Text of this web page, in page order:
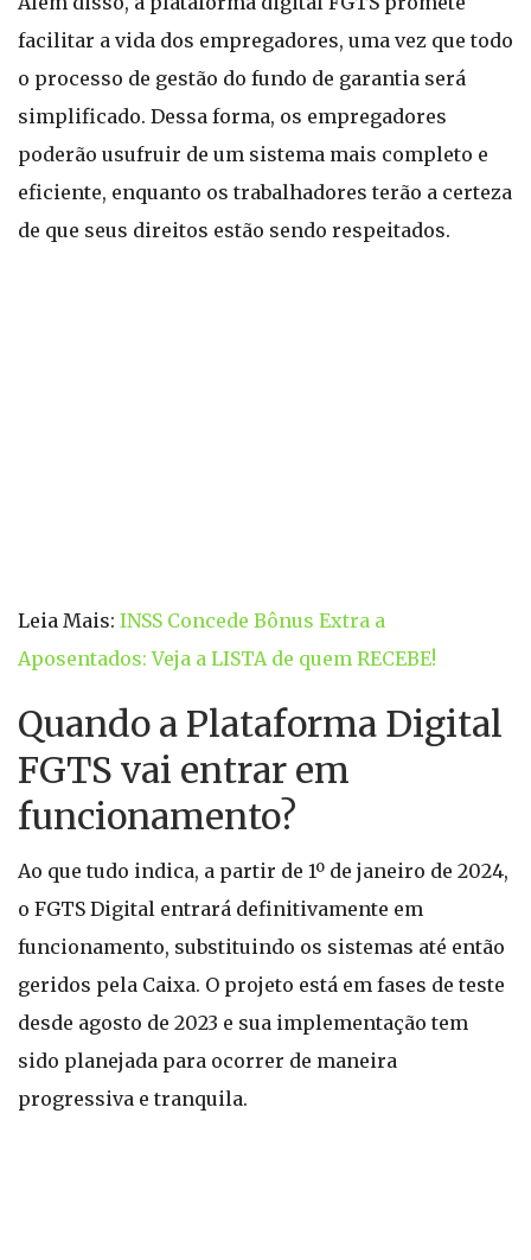
facilitar a vida dos empregadores, uma vez que todo
o processo de gestão do fundo de garantia será
simplificado. Dessa forma, os empregadores
poderão usufruir de um sistema mais completo e
eficiente, enquanto os trabalhadores terão a certeza
de que seus direitos estão sendo respeitados.
Leia Mais: INSS Concede Bônus Extra a
Aposentados: Veja a LISTA de quem RECEBE!
Quando a Plataforma Digital
FGTS vai entrar em
funcionamento?
Ao que tudo indica, a partir de 1º de janeiro de 2024,
o FGTS Digital entrará definitivamente em
funcionamento, substituindo os sistemas até então
geridos pela Caixa. O projeto está em fases de teste
desde agosto de 2023 e sua implementação tem
sido planejada para ocorrer de maneira
progressiva e tranquila.